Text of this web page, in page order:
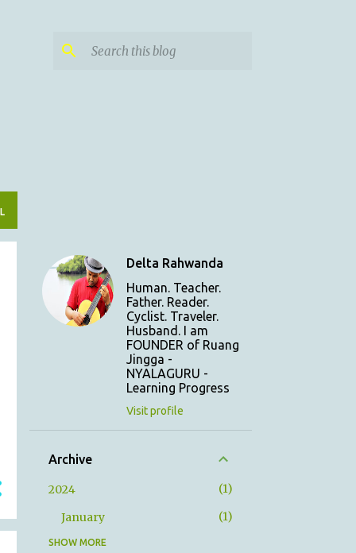
Delta Rahwanda
Human. Teacher.
Father. Reader.
Cyclist. Traveler.
Husband. I am
FOUNDER of Ruang
Jingga -
NYALAGURU -
Learning Progress
Visit profile
Archive
2024
1
January
1
2023
SHOW MORE